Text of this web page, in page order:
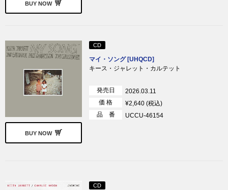
BUY NOW
BUY NOW
CD
マイ・ソング [UHQCD]
キース・ジャレット・カルテット
発売日
2026.03.11
価 格
¥2,640 (税込)
品 番
UCCU-46154
CD